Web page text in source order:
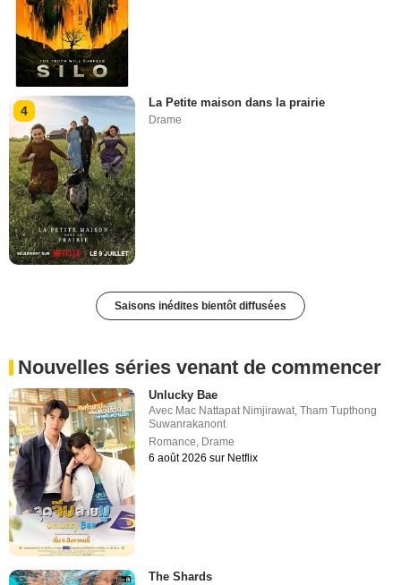
4
La Petite maison dans la prairie
Drame
Saisons inédites bientôt diffusées
Nouvelles séries venant de commencer
Unlucky Bae
Avec Mac Nattapat Nimjirawat ,Tham Tupthong
Suwanrakanont
Romance Drame
6 août 2026 sur Netflix
The Shards